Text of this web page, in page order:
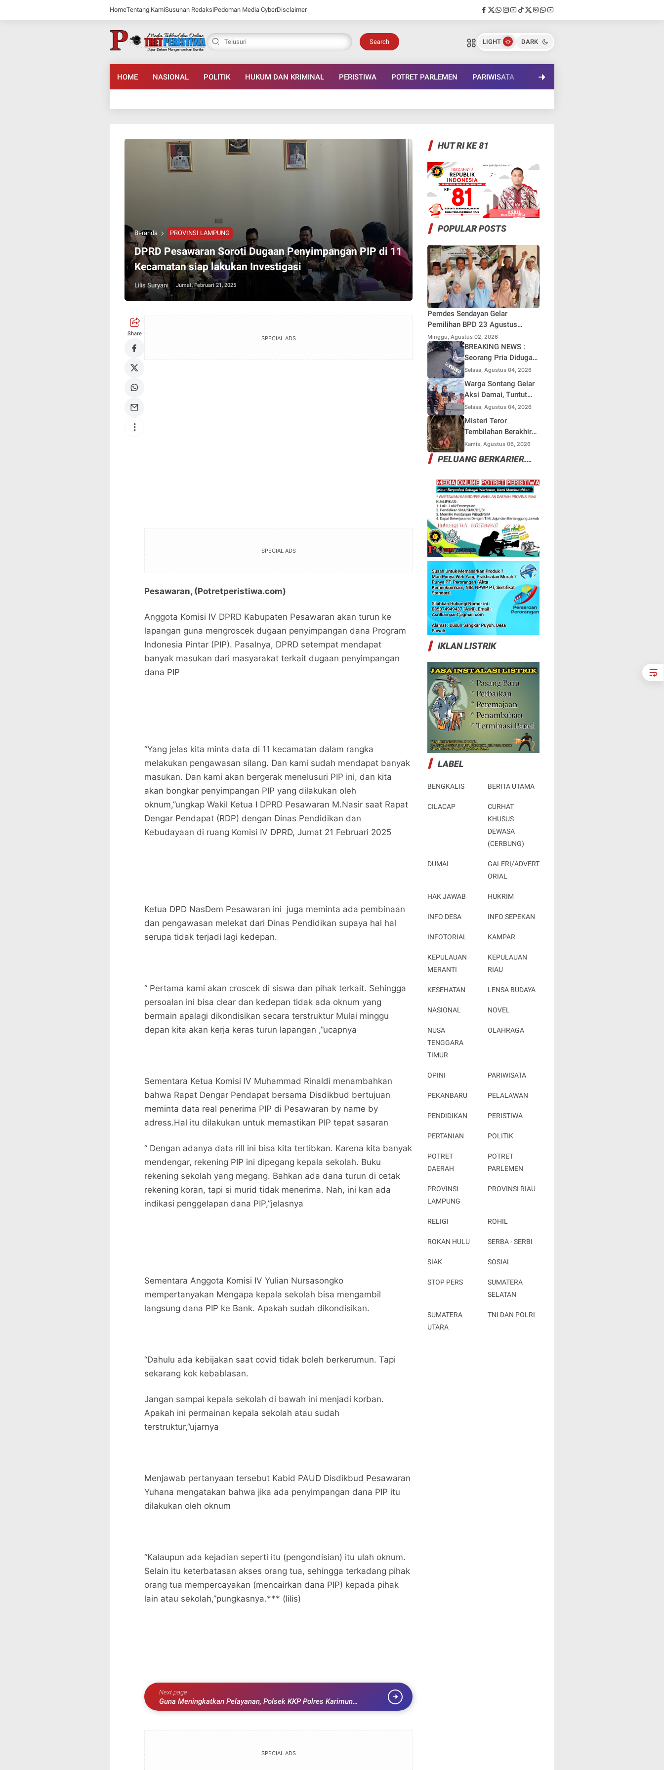
HomeTentang KamiSusunan RedaksiPedoman Media CyberDisclaimer
Search LIGHT DARK
HOME NASIONAL POLITIK HUKUM DAN KRIMINAL PERISTIWA POTRET PARLEMEN PARIWISATA PENDIDIKAN
Beranda PROVINSI LAMPUNG
DPRD Pesawaran Soroti Dugaan Penyimpangan PIP di 11
Kecamatan siap lakukan Investigasi
Lilis Suryani Jumat, Februari 21, 2025
Share
DPRD Pesawaran Soroti Dugaan Penyimpangan
PIP di 11 Kecamatan siap lakukan Investigasi
SPECIAL ADS
SPECIAL ADS
Pesawaran, (Potretperistiwa.com)
Anggota Komisi IV DPRD Kabupaten Pesawaran akan turun ke
lapangan guna mengroscek dugaan penyimpangan dana Program
Indonesia Pintar (PIP). Pasalnya, DPRD setempat mendapat
banyak masukan dari masyarakat terkait dugaan penyimpangan
dana PIP
“Yang jelas kita minta data di 11 kecamatan dalam rangka
melakukan pengawasan silang. Dan kami sudah mendapat banyak
masukan. Dan kami akan bergerak menelusuri PIP ini, dan kita
akan bongkar penyimpangan PIP yang dilakukan oleh
oknum,”ungkap Wakil Ketua I DPRD Pesawaran M.Nasir saat Rapat
Dengar Pendapat (RDP) dengan Dinas Pendidikan dan
Kebudayaan di ruang Komisi IV DPRD, Jumat 21 Februari 2025
Ketua DPD NasDem Pesawaran ini juga meminta ada pembinaan
dan pengawasan melekat dari Dinas Pendidikan supaya hal hal
serupa tidak terjadi lagi kedepan.
“ Pertama kami akan croscek di siswa dan pihak terkait. Sehingga
persoalan ini bisa clear dan kedepan tidak ada oknum yang
bermain apalagi dikondisikan secara terstruktur Mulai minggu
depan kita akan kerja keras turun lapangan ,”ucapnya
Sementara Ketua Komisi IV Muhammad Rinaldi menambahkan
bahwa Rapat Dengar Pendapat bersama Disdikbud bertujuan
meminta data real penerima PIP di Pesawaran by name by
adress.Hal itu dilakukan untuk memastikan PIP tepat sasaran
“ Dengan adanya data rill ini bisa kita tertibkan. Karena kita banyak
mendengar, rekening PIP ini dipegang kepala sekolah. Buku
rekening sekolah yang megang. Bahkan ada dana turun di cetak
rekening koran, tapi si murid tidak menerima. Nah, ini kan ada
indikasi penggelapan dana PIP,”jelasnya
Sementara Anggota Komisi IV Yulian Nursasongko
mempertanyakan Mengapa kepala sekolah bisa mengambil
langsung dana PIP ke Bank. Apakah sudah dikondisikan.
“Dahulu ada kebijakan saat covid tidak boleh berkerumun. Tapi
sekarang kok kebablasan.
Jangan sampai kepala sekolah di bawah ini menjadi korban.
Apakah ini permainan kepala sekolah atau sudah
terstruktur,”ujarnya
Menjawab pertanyaan tersebut Kabid PAUD Disdikbud Pesawaran
Yuhana mengatakan bahwa jika ada penyimpangan dana PIP itu
dilakukan oleh oknum
“Kalaupun ada kejadian seperti itu (pengondisian) itu ulah oknum.
Selain itu keterbatasan akses orang tua, sehingga terkadang pihak
orang tua mempercayakan (mencairkan dana PIP) kepada pihak
lain atau sekolah,”pungkasnya.*** (lilis)
Next page
Guna Meningkatkan Pelayanan, Polsek KKP Polres Karimun
Meresmikan Gedung Baru
SPECIAL ADS
DPRD Pesawaran Soroti Dugaan Penyimpangan
PIP di 11 Kecamatan siap lakukan Investigasi
HUT RI KE 81
POPULAR POSTS
Pemdes Sendayan Gelar
Pemilihan BPD 23 Agustus
Mendatang, Warga Berharap
Fungsi Pengawasan Berjalan
Maksimal
Minggu, Agustus 02, 2026
BREAKING NEWS :
Seorang Pria Diduga
Terjun dari Jembatan
Rantau Berangin Kuok,
Sepeda Motor
Ditinggal di Lokasi
Selasa, Agustus 04, 2026
Warga Sontang Gelar
Aksi Damai, Tuntut
Pemprov Riau Segera
Benahi Jalan Sontang-
Duri
Selasa, Agustus 04, 2026
Misteri Teror
Tembilahan Berakhir
di Perangkap Besi,
Pemangsa Lain yang
Kamis, Agustus 06, 2026
PELUANG BERKARIER...
IKLAN LISTRIK
LABEL
BENGKALIS BERITA UTAMA
CILACAP
CURHAT
KHUSUS
DEWASA
(CERBUNG)
DUMAI
GALERI/ADVERT
ORIAL
HAK JAWAB HUKRIM
INFO DESA INFO SEPEKAN
INFOTORIAL KAMPAR
KEPULAUAN
MERANTI
KEPULAUAN
RIAU
KESEHATAN LENSA BUDAYA
NASIONAL NOVEL
NUSA
TENGGARA
TIMUR
OLAHRAGA
OPINI PARIWISATA
PEKANBARU PELALAWAN
PENDIDIKAN PERISTIWA
PERTANIAN POLITIK
POTRET
DAERAH
POTRET
PARLEMEN
PROVINSI
LAMPUNG
PROVINSI RIAU
RELIGI ROHIL
ROKAN HULU SERBA - SERBI
SIAK SOSIAL
STOP PERS
SUMATERA
SELATAN
SUMATERA
UTARA
TNI DAN POLRI